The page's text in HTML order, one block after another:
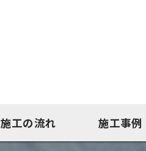
施工の流れ 施工事例